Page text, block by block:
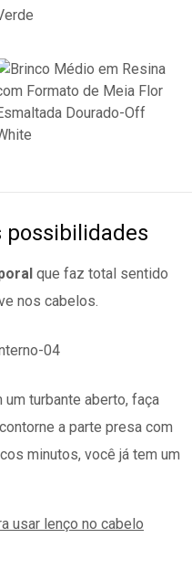
possibilidades
que faz total sentido
nos cabelos.
turbante aberto, faça
a parte presa com
minutos, você já tem um
usar lenço no cabelo